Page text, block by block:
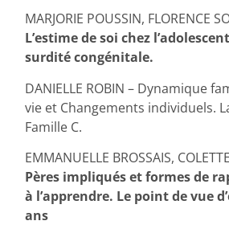
MARJORIE POUSSIN, FLORENCE
L’estime de soi chez
surdité congénitale.
DANIELLE ROBIN – Dynamique
vie et Changements individuels.
Famille C.
EMMANUELLE BROSSAIS,
Pères impliqués et formes de
à l’apprendre. Le point de vue
ans